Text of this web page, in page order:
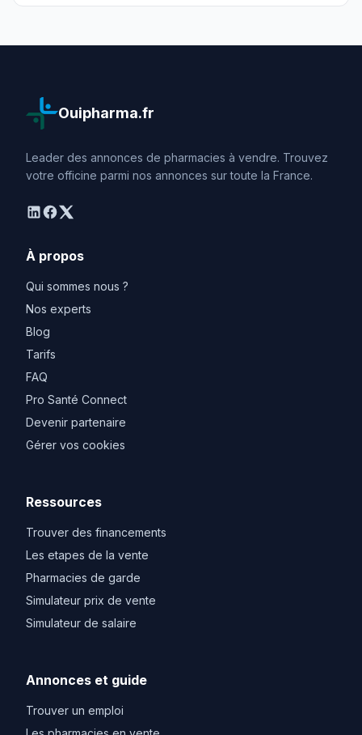
Ouipharma.fr
Leader des annonces de pharmacies à vendre. Trouvez
votre officine parmi nos annonces sur toute la France.
linkedin
facebook
twitter
À propos
Qui sommes nous ?
Nos experts
Blog
Tarifs
FAQ
Pro Santé Connect
Devenir partenaire
Gérer vos cookies
Ressources
Trouver des financements
Les etapes de la vente
Pharmacies de garde
Simulateur prix de vente
Simulateur de salaire
Annonces et guide
Trouver un emploi